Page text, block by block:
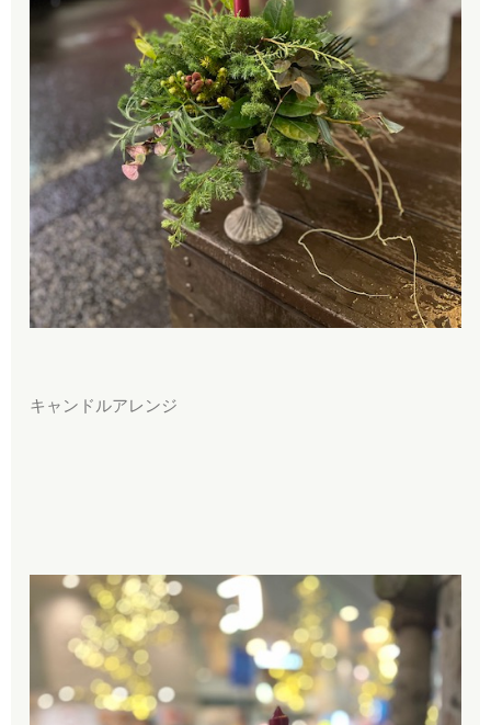
キャンドルアレンジ